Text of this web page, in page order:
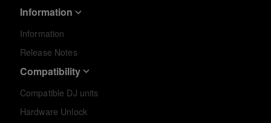
Information
Information
Release Notes
Compatibility
Compatible DJ units
Hardware Unlock